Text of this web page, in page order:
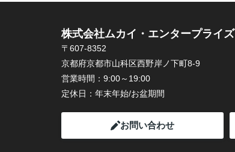
株式会社ムカイ・エンタープライズ
〒607-8352
京都府京都市山科区西野岸ノ下町8-9
営業時間： 9:00～19:00
定休日： 年末年始/お盆期間
お問い合わせ